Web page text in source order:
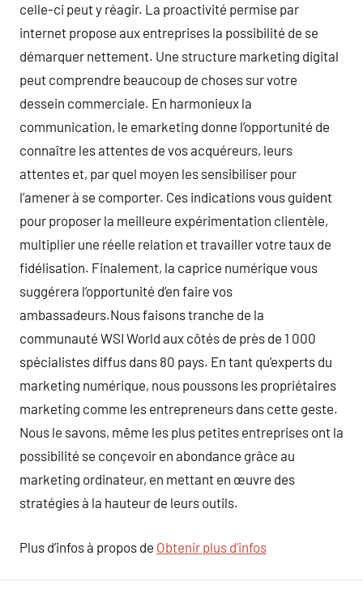
celle-ci peut y réagir. La proactivité permise par
internet propose aux entreprises la possibilité de se
démarquer nettement. Une structure marketing digital
peut comprendre beaucoup de choses sur votre
dessein commerciale. En harmonieux la
communication, le emarketing donne l’opportunité de
connaître les attentes de vos acquéreurs, leurs
attentes et, par quel moyen les sensibiliser pour
l’amener à se comporter. Ces indications vous guident
pour proposer la meilleure expérimentation clientèle,
multiplier une réelle relation et travailler votre taux de
fidélisation. Finalement, la caprice numérique vous
suggérera l’opportunité d’en faire vos
ambassadeurs.Nous faisons tranche de la
communauté WSI World aux côtés de près de 1 000
spécialistes diffus dans 80 pays. En tant qu’experts du
marketing numérique, nous poussons les propriétaires
marketing comme les entrepreneurs dans cette geste.
Nous le savons, même les plus petites entreprises ont la
possibilité se conçevoir en abondance grâce au
marketing ordinateur, en mettant en œuvre des
stratégies à la hauteur de leurs outils.
Plus d’infos à propos de Obtenir plus d’infos